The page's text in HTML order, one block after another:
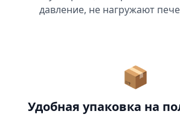
давление, не нагружают
📦
Удобная упаковка на